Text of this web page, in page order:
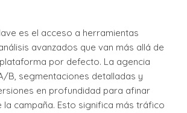
es el acceso a herramientas
avanzados que van más allá de
por defecto. La agencia
B, segmentaciones detalladas y
en profundidad para afinar
campaña. Esto significa más tráfico